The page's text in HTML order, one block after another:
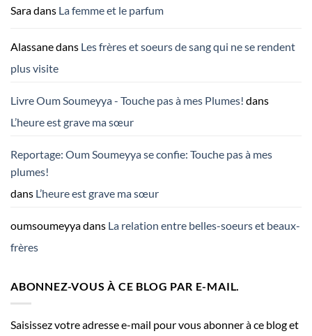
Saradans La femme et le parfum
Alassanedans Les frères et soeurs de sang qui ne se rendent
plus visite
Livre Oum Soumeyya - Touche pas à mes Plumes! dans
L’heure est grave ma sœur
Reportage: Oum Soumeyya se confie: Touche pas à mes
plumes!
dans L’heure est grave ma sœur
oumsoumeyyadans La relation entre belles-soeurs et beaux-
frères
ABONNEZ-VOUS À CE BLOG PAR E-MAIL.
Saisissez votre adresse e-mail pour vous abonner à ce blog et